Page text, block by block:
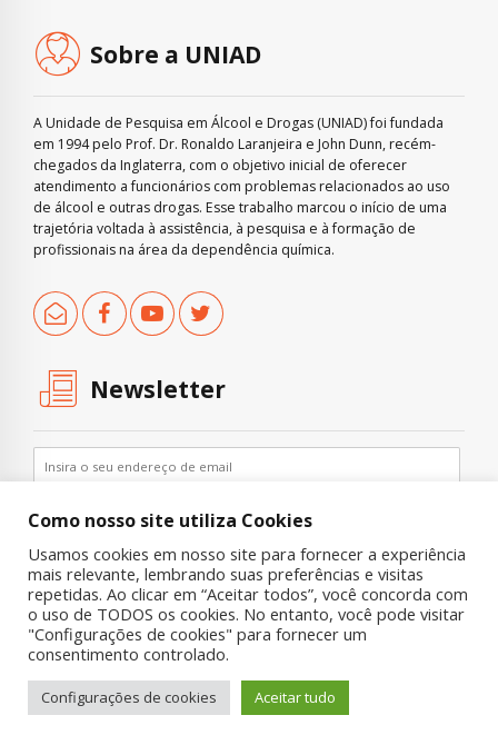
Sobre a UNIAD
A Unidade de Pesquisa em Álcool e Drogas (UNIAD) foi fundada
em 1994 pelo Prof. Dr. Ronaldo Laranjeira e John Dunn, recém-
chegados da Inglaterra, com o objetivo inicial de oferecer
atendimento a funcionários com problemas relacionados ao uso
de álcool e outras drogas. Esse trabalho marcou o início de uma
trajetória voltada à assistência, à pesquisa e à formação de
profissionais na área da dependência química.
Newsletter
Copyright © 2019 UNIAD – Unidade de Pesquisa em Álcool e Drogas
Quem Somos Nossa História
Onde Procurar Ajuda?
Contato
Como nosso site utiliza Cookies
Usamos cookies em nosso site para fornecer a experiência
mais relevante, lembrando suas preferências e visitas
repetidas. Ao clicar em “Aceitar todos”, você concorda com
o uso de TODOS os cookies. No entanto, você pode visitar
"Configurações de cookies" para fornecer um
consentimento controlado.
Configurações de cookies Aceitar tudo